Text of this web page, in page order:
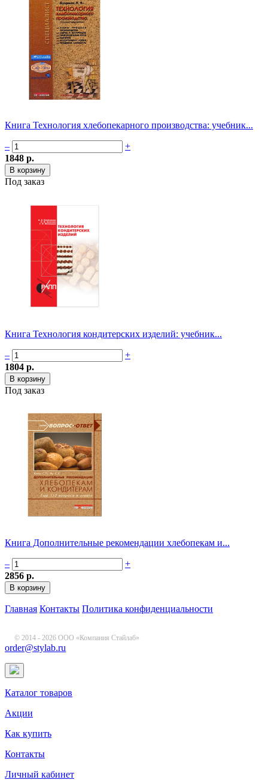
Книга Технология хлебопекарного производства: учебник...
–
+
1848 р.
Под заказ
Книга Технология кондитерских изделий: учебник...
–
+
1804 р.
Под заказ
Книга Дополнительные рекомендации хлебопекам и...
–
+
2856 р.
Главная Контакты Политика конфиденциальности
© 2014 - 2026 ООО «Компания Стайлаб»
order@stylab.ru
Каталог товаров
Акции
Как купить
Контакты
Личный кабинет